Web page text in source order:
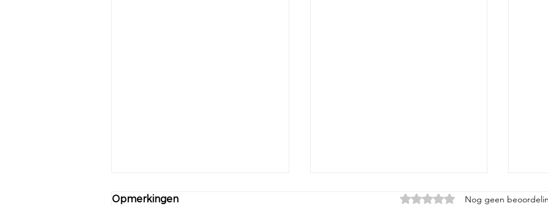
Opmerkingen Beoordeeld met 0 uit 5 sterren.
Nog geen